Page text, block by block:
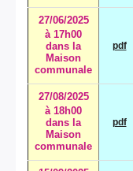
27/06/2025
à 17h00
dans la
Maison
communale
pdf
27/08/2025
à 18h00
dans la
Maison
communale
pdf